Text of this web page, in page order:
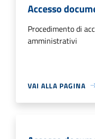
Accesso
Procedimento di
amministrativi
VAI ALLA PAGINA